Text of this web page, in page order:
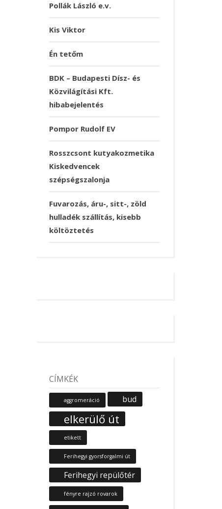
Pollák László e.v.
Kis Viktor
Én tetőm
BDK – Budapesti Dísz- és
Közvilágítási Kft.
hibabejelentés
Pompor Rudolf EV
Rosszcsont kutyakozmetika
Kiskedvencek
szépségszalonja
Fuvarozás, áru-, sitt-, zöld
hulladék szállítás, kisebb
költöztetés
CÍMKÉK
aggromeráció bud
elkerülő út
etikett
Ferihegyi gyorsforgalmi út
Ferihegyi repülőtér
fényre rajzó rovarok